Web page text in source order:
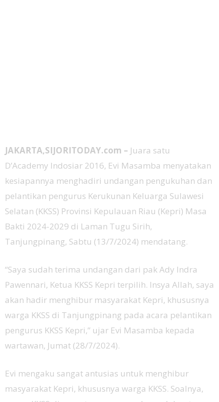
JAKARTA,SIJORITODAY.com – Juara satu
D’Academy Indosiar 2016, Evi Masamba menyatakan
kesiapannya menghadiri undangan pengukuhan dan
pelantikan pengurus Kerukunan Keluarga Sulawesi
Selatan (KKSS) Provinsi Kepulauan Riau (Kepri) Masa
Bakti 2024-2029 di Laman Tugu Sirih,
Tanjungpinang, Sabtu (13/7/2024) mendatang.
“Saya sudah terima undangan dari pak Ady Indra
Pawennari, Ketua KKSS Kepri terpilih. Insya Allah, saya
akan hadir menghibur masyarakat Kepri, khususnya
warga KKSS di Tanjungpinang pada acara pelantikan
pengurus KKSS Kepri,” ujar Evi Masamba kepada
wartawan, Jumat (28/7/2024).
Evi mengaku sangat antusias untuk menghibur
masyarakat Kepri, khususnya warga KKSS. Soalnya,